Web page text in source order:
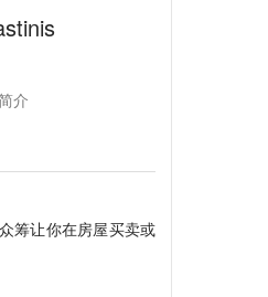
介
筹让你在房屋买卖或